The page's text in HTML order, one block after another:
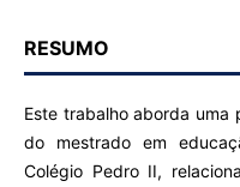
RESUMO
Este trabalho aborda uma
do mestrado em
Colégio Pedro II,